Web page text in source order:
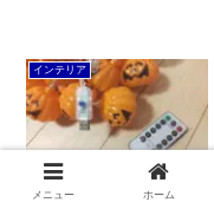
インテリア
メニュー ホーム